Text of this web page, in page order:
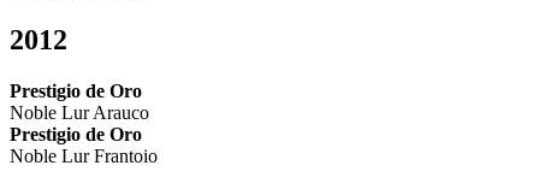
2012
Prestigio de Oro
Noble Lur Arauco
Prestigio de Oro
Noble Lur Frantoio